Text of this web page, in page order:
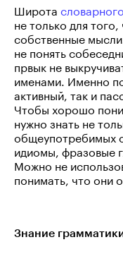
Широта
не только для
собственные
не понять
првык не
именами. Именно
активный, так и
Чтобы хорошо
нужно знать не
общеупотребимых
идиомы, фразовые
Можно не
понимать, что они
Знание